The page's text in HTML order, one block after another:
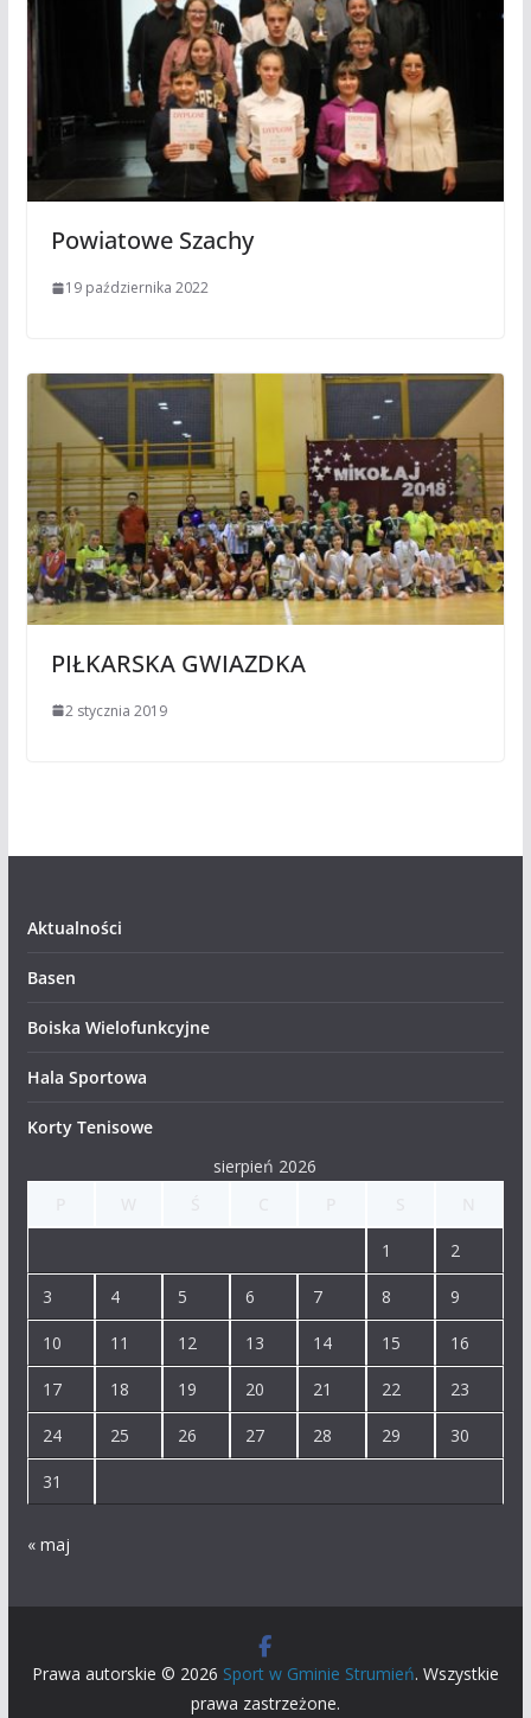
Powiatowe Szachy
19 października 2022
PIŁKARSKA GWIAZDKA
2 stycznia 2019
Aktualności
Basen
Boiska Wielofunkcyjne
Hala Sportowa
Korty Tenisowe
sierpień 2026
1 2
3 4 5 6 7 8 9
10 11 12 13 14 15 16
17 18 19 20 21 22 23
24 25 26 27 28 29 30
31
« maj
Prawa autorskie © 2026 Sport w Gminie Strumień. Wszystkie
prawa zastrzeżone.